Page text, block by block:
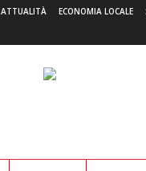
ATTUALITÀ ECONOMIA LOCALE